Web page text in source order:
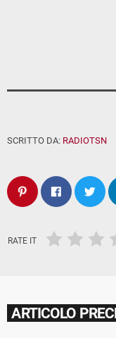
SCRITTO DA: RADIOTSN
RATE IT
ARTICOLO